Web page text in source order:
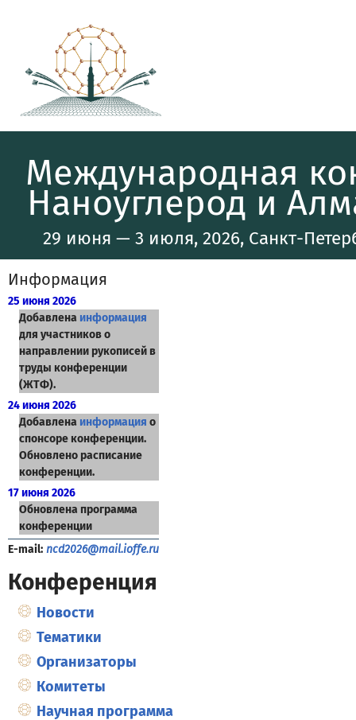
Международная
Наноуглерод и
29 июня — 3 июля, 2026, Санкт-
Информация
25 июня 2026
Добавлена информация
для участников о
направлении рукописей в
труды конференции
(ЖТФ).
24 июня 2026
Добавлена информация о
спонсоре конференции.
Обновлено расписание
конференции.
17 июня 2026
Обновлена программа
конференции
E-mail: ncd2026@mail.ioffe.ru
Конференция
Новости
Тематики
Организаторы
Комитеты
Научная программа